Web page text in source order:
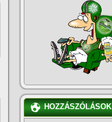
HOZZÁSZÓLÁSOK